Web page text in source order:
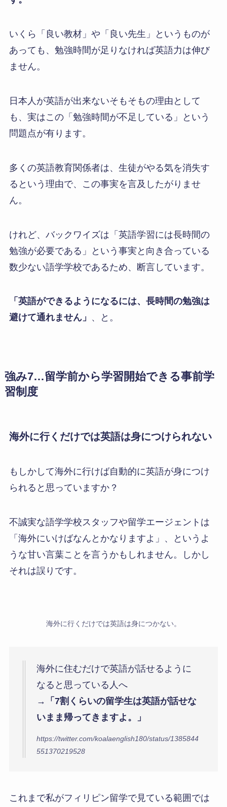
いくら「良い教材」や「良い先生」というものが
あっても、勉強時間が足りなければ英語力は伸び
ません。
日本人が英語が出来ないそもそもの理由として
も、実はこの「勉強時間が不足している」という
問題点が有ります。
多くの英語教育関係者は、生徒がやる気を消失す
るという理由で、この事実を言及したがりませ
ん。
けれど、バックワイズは「英語学習には長時間の
勉強が必要である」という事実と向き合っている
数少ない語学学校であるため、断言しています。
「英語ができるようになるには、長時間の勉強は
避けて通れません」 、と。
強み7…留学前から学習開始できる事前学
習制度
海外に行くだけでは英語は身につけられない
もしかして海外に行けば自動的に英語が身につけ
られると思っていますか？
不誠実な語学学校スタッフや留学エージェントは
「海外にいけばなんとかなりますよ」、というよ
うな甘い言葉ことを言うかもしれません。しかし
それは誤りです。